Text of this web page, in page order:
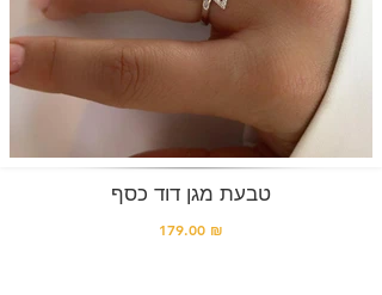
טבעת מגן דוד כסף
179.00 ₪